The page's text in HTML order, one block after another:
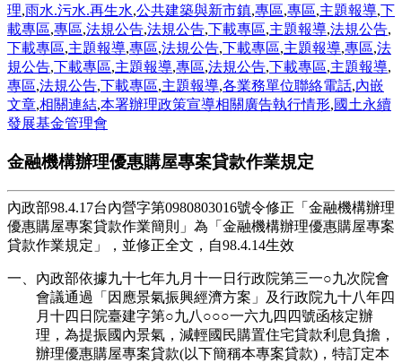
理,雨水.污水.再生水,公共建築與新市鎮,專區,專區,主題報導,下
載專區,專區,法規公告,法規公告,下載專區,主題報導,法規公告,
下載專區,主題報導,專區,法規公告,下載專區,主題報導,專區,法
規公告,下載專區,主題報導,專區,法規公告,下載專區,主題報導,
專區,法規公告,下載專區,主題報導,各業務單位聯絡電話,內嵌
文章,相關連結,本署辦理政策宣導相關廣告執行情形,國土永續
發展基金管理會
金融機構辦理優惠購屋專案貸款作業規定
內政部98.4.17台內營字第0980803016號令修正「金融機構辦理
優惠購屋專案貸款作業簡則」為「金融機構辦理優惠購屋專案
貸款作業規定」，並修正全文，自98.4.14生效
一、內政部依據九十七年九月十一日行政院第三一○九次院會
會議通過「因應景氣振興經濟方案」及行政院九十八年四
月十四日院臺建字第○九八○○○一六九四四號函核定辦
理，為提振國內景氣，減輕國民購置住宅貸款利息負擔，
辦理優惠購屋專案貸款(以下簡稱本專案貸款)，特訂定本